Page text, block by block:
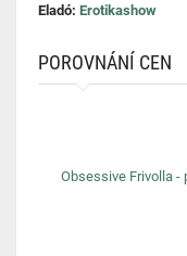
Eladó: Erotikashow
POROVNÁNÍ CEN
Obsessive Frivolla